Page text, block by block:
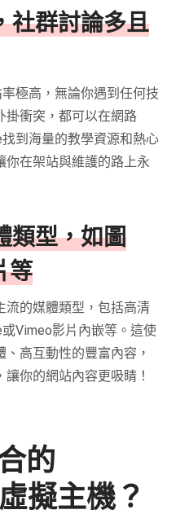
社群討論多且
極高，無論你遇到任何技
掛衝突，都可以在網路
到海量的教學資源和熱心
你在架站與維護的路上永
類型，如圖
等
流的媒體類型，包括高清
Vimeo影片內嵌等。這使
高互動性的豐富內容，
你的網站內容更吸睛！
的
擬主機？